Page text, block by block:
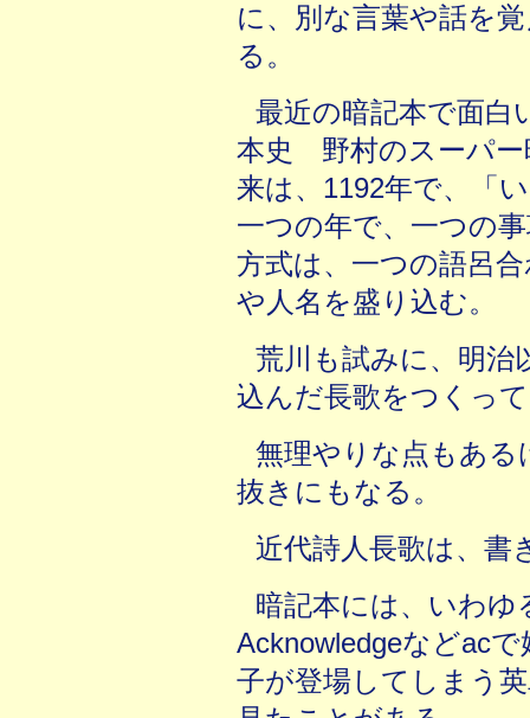
に、別な言葉や話を
る。
最近の暗記本で面白
本史 野村のスーパー
来は、1192年で、「
一つの年で、一つの
方式は、一つの語呂
や人名を盛り込む。
荒川も試みに、明治
込んだ長歌をつくっ
無理やりな点もある
抜きにもなる。
近代詩人長歌は、書
暗記本には、いわ
Acknowledgeなどac
子が登場してしまう